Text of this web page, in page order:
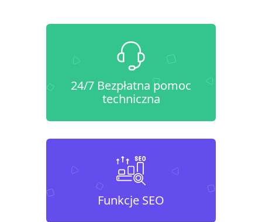
24/7 Bezpłatna pomoc
techniczna
Funkcje SEO